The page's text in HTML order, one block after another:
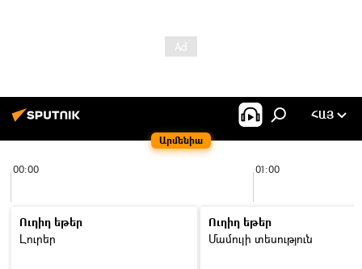
Արմենիա
ՀԱՅ
00:00 01:00
Ուղիղ եթեր
Լուրեր
Ուղիղ եթեր
Մամուլի տեսություն